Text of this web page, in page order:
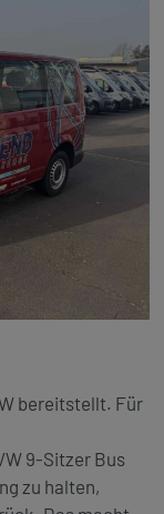
bereitstellt. Für
9-Sitzer Bus
zu halten,